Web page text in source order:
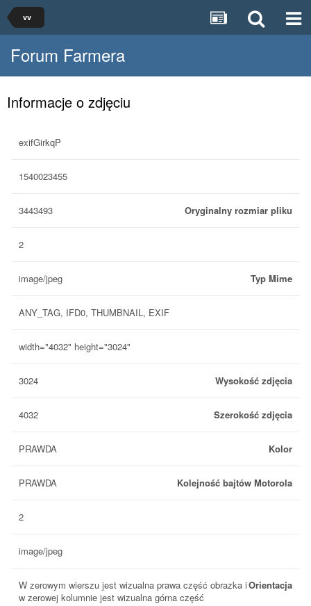
vv
Forum Farmera
Informacje o zdjęciu
exifGirkqP
1540023455
Oryginalny rozmiar pliku
3443493
2
Typ Mime
image/jpeg
ANY_TAG, IFD0, THUMBNAIL, EXIF
width="4032" height="3024"
Wysokość zdjęcia
3024
Szerokość zdjęcia
4032
Kolor
PRAWDA
Kolejność bajtów Motorola
PRAWDA
2
image/jpeg
Orientacja
W zerowym wierszu jest wizualna prawa część obrazka i
w zerowej kolumnie jest wizualna górna część